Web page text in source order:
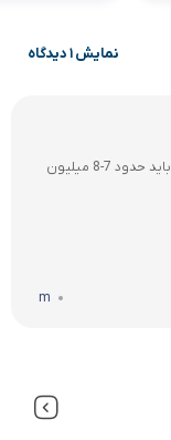
نمایش 1 دیدگاه
بزودی احتمالا موجود کنیم و حدود قیمتش هم باید حدود 7-8 میلیون
m